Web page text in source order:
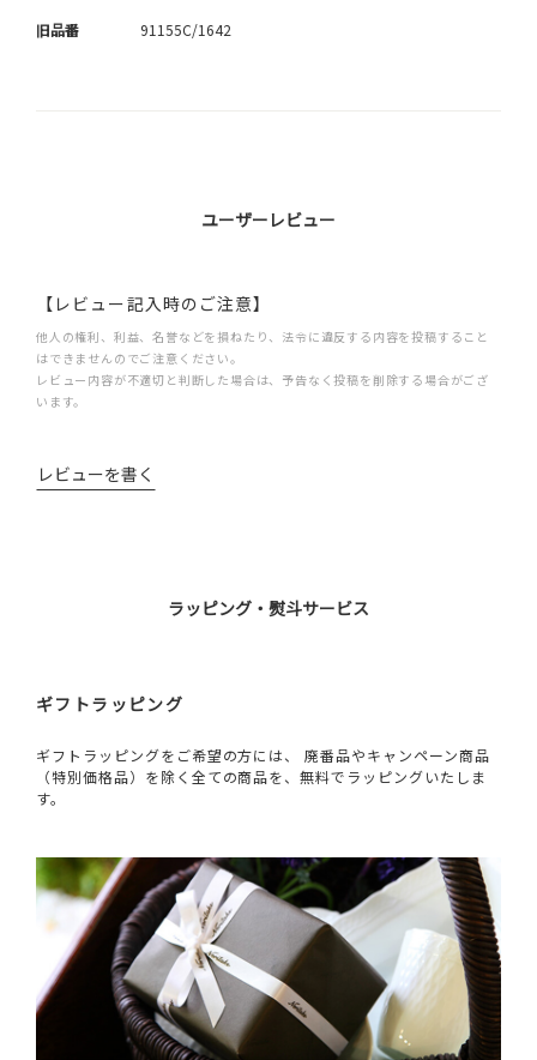
旧品番 91155C/1642
ユーザーレビュー
【レビュー記入時のご注意】
他人の権利、利益、名誉などを損ねたり、法令に違反する内容を投稿すること
はできませんのでご注意ください。
レビュー内容が不適切と判断した場合は、予告なく投稿を削除する場合がござ
います。
レビューを書く
ラッピング・熨斗サービス
ギフトラッピング
ギフトラッピングをご希望の方には、 廃番品やキャンペーン商品
（特別価格品）を除く全ての商品を、無料でラッピングいたしま
す。